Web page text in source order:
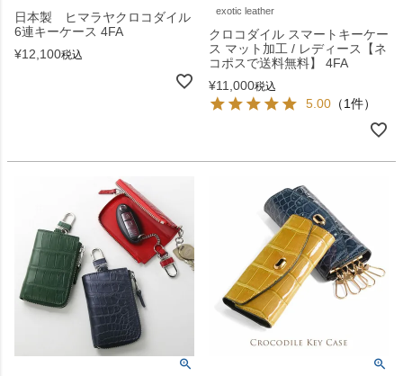
日本製 ヒマラヤクロコダイル
6連キーケース 4FA
¥12,100税込
exotic leather
クロコダイル スマートキーケー
ス マット加工 / レディース【ネ
コポスで送料無料】 4FA
¥11,000税込
5.00 （1件）